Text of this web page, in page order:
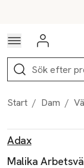
Hoppa till
Logga in
Sök
Start / Dam /
Adax
Malika